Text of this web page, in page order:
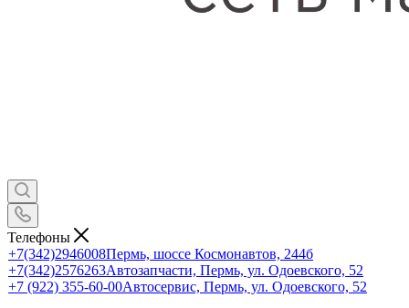
Телефоны
+7(342)2946008Пермь, шоссе Космонавтов, 244б
+7(342)2576263Автозапчасти, Пермь, ул. Одоевского, 52
+7 (922) 355-60-00Автосервис, Пермь, ул. Одоевского, 52